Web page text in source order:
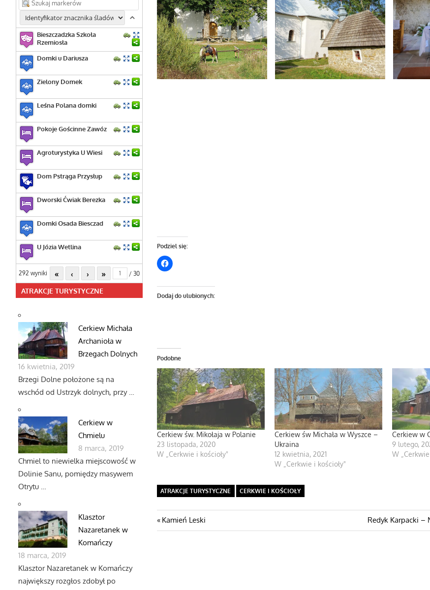
Podziel się:
Dodaj do ulubionych:
Podobne
Cerkiew św. Mikołaja w Polanie
23 listopada, 2020
W „Cerkwie i kościoły"
Cerkiew św Michała w Wyszce –
Ukraina
12 kwietnia, 2021
W „Cerkwie i kościoły"
Cerkiew w
9 lutego,
W
ATRAKCJE TURYSTYCZNE CERKWIE I KOŚCIOŁY
Nawigacja
Poprzedni
post:
Kamień Leski
Następny
wpis
Redyk Karpacki –
Bieszczadzka Szkoła
Rzemiosła
Domki u Dariusza
Zielony Domek
Leśna Polana domki
Pokoje Gościnne Zawóz
Agroturystyka U Wiesi
Dom Pstrąga Przysłup
Dworski Ćwiak Berezka
Domki Osada Biesczad
U Józia Wetlina
292 wyniki « ‹ › » / 30
ATRAKCJE TURYSTYCZNE
Cerkiew Michała
Archanioła w
Brzegach Dolnych
16 kwietnia, 2019
Brzegi Dolne położone są na
wschód od Ustrzyk dolnych, przy …
Cerkiew w
Chmielu
8 marca, 2019
Chmiel to niewielka miejscowość w
Dolinie Sanu, pomiędzy masywem
Otrytu …
Klasztor
Nazaretanek w
Komańczy
18 marca, 2019
Klasztor Nazaretanek w Komańczy
największy rozgłos zdobył po